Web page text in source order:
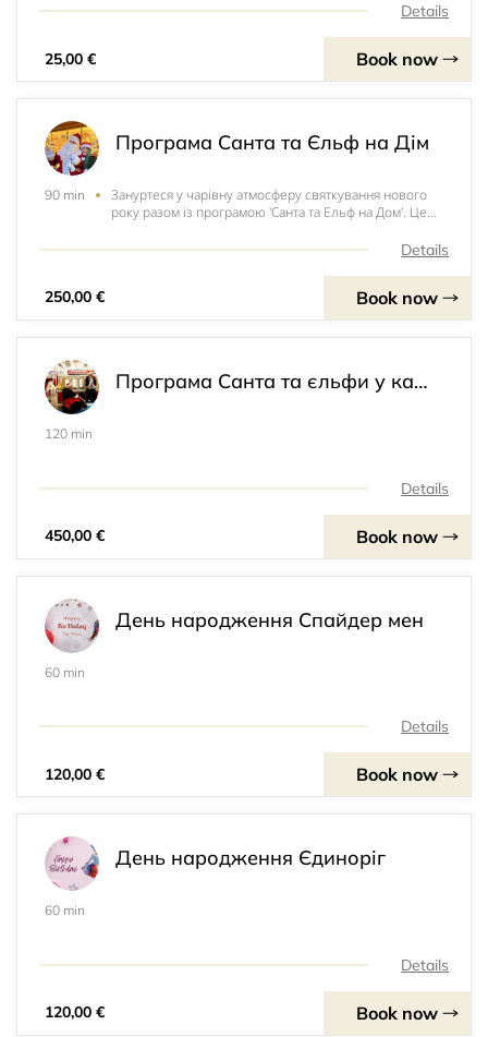
процес творення смачних та веселих святковихDetails
25,00 € Book now
Програма Санта та Єльф на Дім
90 min
Зануртеся у чарівну атмосферу святкування нового
року разом із програмою 'Санта та Ельф на Дом'. Це
пропонує незабутнє враження для всієї родини. ЗDetails
250,00 € Book now
Програма Санта та єльфи у кафе (не новорічна ніч)
120 min
Details
450,00 € Book now
День народження Спайдер мен
60 min
Details
120,00 € Book now
День народження Єдиноріг
60 min
Details
120,00 € Book now